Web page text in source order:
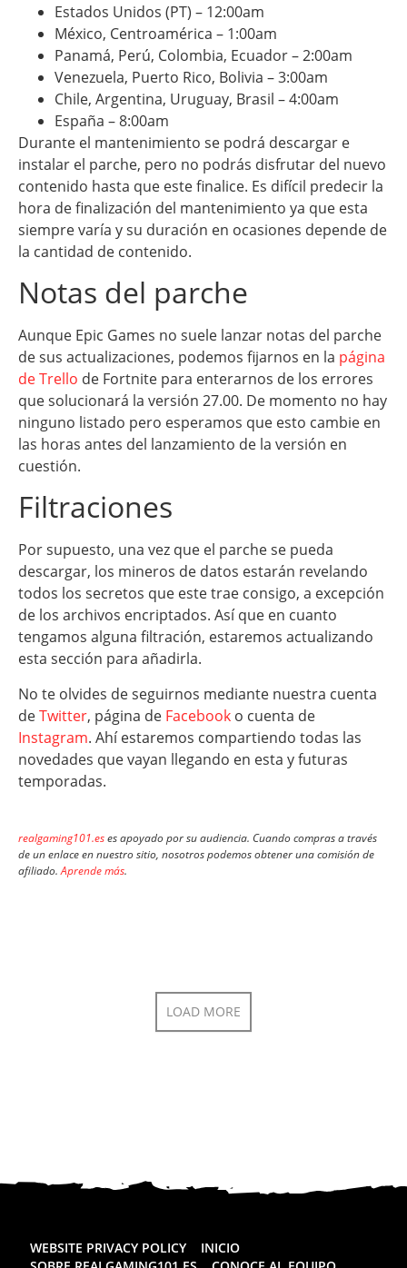
Estados Unidos (PT) – 12:00am
México, Centroamérica – 1:00am
Panamá, Perú, Colombia, Ecuador – 2:00am
Venezuela, Puerto Rico, Bolivia – 3:00am
Chile, Argentina, Uruguay, Brasil – 4:00am
España – 8:00am
Durante el mantenimiento se podrá descargar e
instalar el parche, pero no podrás disfrutar del nuevo
contenido hasta que este finalice. Es difícil predecir la
hora de finalización del mantenimiento ya que esta
siempre varía y su duración en ocasiones depende de
la cantidad de contenido.
Notas del parche
Aunque Epic Games no suele lanzar notas del parche
de sus actualizaciones, podemos fijarnos en la página
de Trello de Fortnite para enterarnos de los errores
que solucionará la versión 27.00. De momento no hay
ninguno listado pero esperamos que esto cambie en
las horas antes del lanzamiento de la versión en
cuestión.
Filtraciones
Por supuesto, una vez que el parche se pueda
descargar, los mineros de datos estarán revelando
todos los secretos que este trae consigo, a excepción
de los archivos encriptados. Así que en cuanto
tengamos alguna filtración, estaremos actualizando
esta sección para añadirla.
No te olvides de seguirnos mediante nuestra cuenta
deTwitter, página de Facebook o cuenta de
Instagram. Ahí estaremos compartiendo todas las
novedades que vayan llegando en esta y futuras
temporadas.
realgaming101.eses apoyado por su audiencia. Cuando compras a través
de un enlace en nuestro sitio, nosotros podemos obtener una comisión de
afiliado.Aprende más.
LOAD MORE
WEBSITE PRIVACY POLICY
INICIO